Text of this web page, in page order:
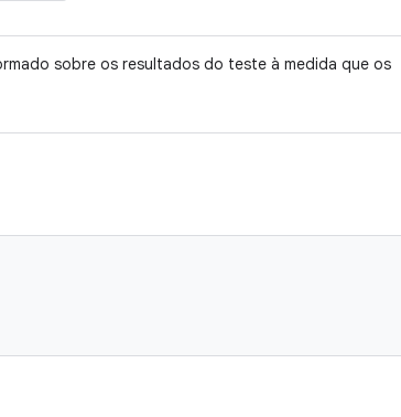
sobre os resultados do teste à medida que os